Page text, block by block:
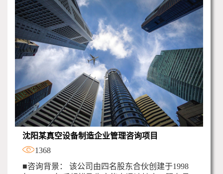
沈阳某真空设备制造企业管理咨询项目
1368
■咨询背景： 该公司由四名股东合伙创建于1998